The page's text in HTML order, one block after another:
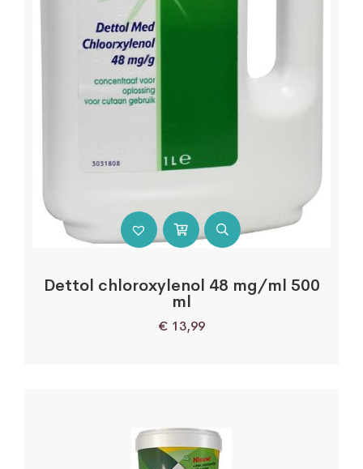
Dettol chloroxylenol 48 mg/ml 500
ml
€ 13,99